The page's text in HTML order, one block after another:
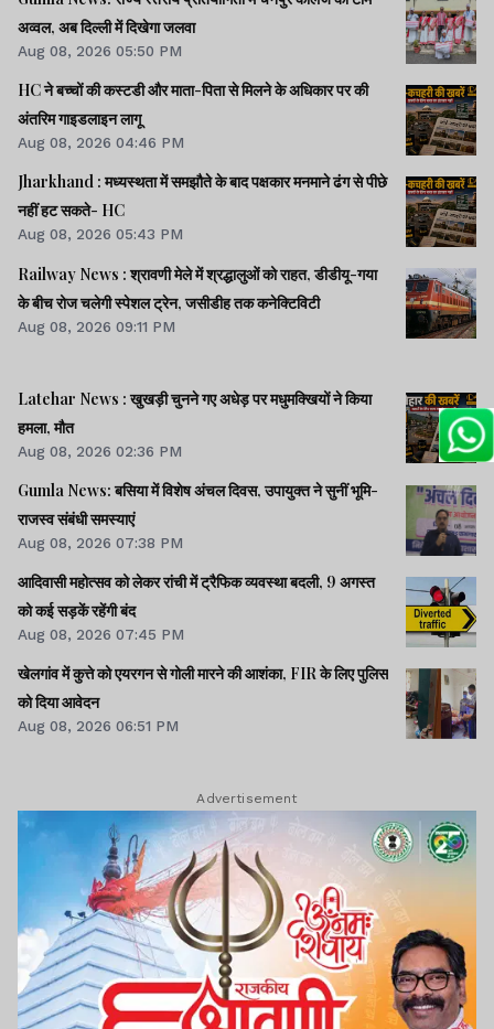
अव्वल, अब दिल्ली में दिखेगा जलवा
Aug 08, 2026 05:50 PM
HC ने बच्चों की कस्टडी और माता-पिता से मिलने के अधिकार पर की
अंतरिम गाइडलाइन लागू
Aug 08, 2026 04:46 PM
Jharkhand : मध्यस्थता में समझौते के बाद पक्षकार मनमाने ढंग से पीछे
नहीं हट सकते- HC
Aug 08, 2026 05:43 PM
Railway News : श्रावणी मेले में श्रद्धालुओं को राहत, डीडीयू-गया
के बीच रोज चलेगी स्पेशल ट्रेन, जसीडीह तक कनेक्टिविटी
Aug 08, 2026 09:11 PM
Latehar News : खुखड़ी चुनने गए अधेड़ पर मधुमक्खियों ने किया
हमला, मौत
Aug 08, 2026 02:36 PM
Gumla News: बसिया में विशेष अंचल दिवस, उपायुक्त ने सुनीं भूमि-
राजस्व संबंधी समस्याएं
Aug 08, 2026 07:38 PM
आदिवासी महोत्सव को लेकर रांची में ट्रैफिक व्यवस्था बदली, 9 अगस्त
को कई सड़कें रहेंगी बंद
Aug 08, 2026 07:45 PM
खेलगांव में कुत्ते को एयरगन से गोली मारने की आशंका, FIR के लिए पुलिस
को दिया आवेदन
Aug 08, 2026 06:51 PM
Advertisement